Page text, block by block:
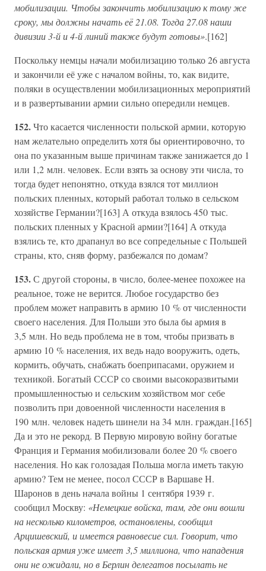
мобилизации. Чтобы закончить мобилизацию к тому же
сроку, мы должны начать её 21.08. Тогда 27.08 наши
дивизии 3-й и 4-й линий также будут готовы».[162]
Поскольку немцы начали мобилизацию только 26 августа
и закончили её уже с началом войны, то, как видите,
поляки в осуществлении мобилизационных мероприятий
и в развертывании армии сильно опередили немцев.
152.Что касается численности польской армии, которую
нам желательно определить хотя бы ориентировочно, то
она по указанным выше причинам также занижается до 1
или 1,2 млн. человек. Если взять за основу эти числа, то
тогда будет непонятно, откуда взялся тот миллион
польских пленных, который работал только в сельском
хозяйстве Германии?[163] А откуда взялось 450 тыс.
польских пленных у Красной армии?[164] А откуда
взялись те, кто драпанул во все сопредельные с Польшей
страны, кто, сняв форму, разбежался по домам?
153.С другой стороны, в число, более-менее похожее на
реальное, тоже не верится. Любое государство без
проблем может направить в армию 10 % от численности
своего населения. Для Польши это была бы армия в
3,5 млн. Но ведь проблема не в том, чтобы призвать в
армию 10 % населения, их ведь надо вооружить, одеть,
кормить, обучать, снабжать боеприпасами, оружием и
техникой. Богатый СССР со своими высокоразвитыми
промышленностью и сельским хозяйством мог себе
позволить при довоенной численности населения в
190 млн. человек надеть шинели на 34 млн. граждан.[165]
Да и это не рекорд. В Первую мировую войну богатые
Франция и Германия мобилизовали более 20 % своего
населения. Но как голозадая Польша могла иметь такую
армию? Тем не менее, посол СССР в Варшаве Н.
Шаронов в день начала войны 1 сентября 1939 г.
сообщил Москву: «Немецкие войска, там, где они вошли
на несколько километров, остановлены, сообщил
Арцишевский, и имеется равновесие сил. Говорит, что
польская армия уже имеет 3,5 миллиона, что нападения
они не ожидали, но в Берлин делегатов посылать не